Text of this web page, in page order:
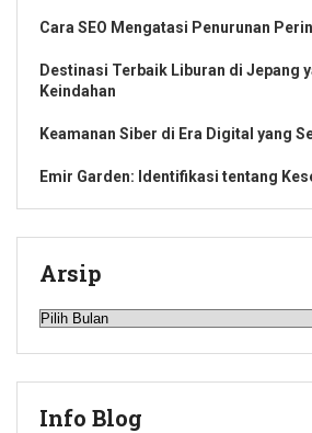
Cara SEO Mengatasi Penurunan
Destinasi Terbaik Liburan di Jepang
Keindahan
Keamanan Siber di Era Digital yang
Emir Garden: Identifikasi tentang
Arsip
Arsip
Info Blog